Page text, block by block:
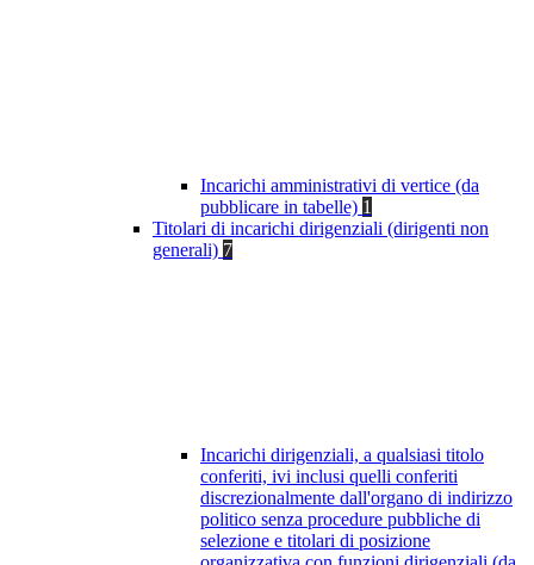
Incarichi amministrativi di vertice (da
pubblicare in tabelle) 1
Titolari di incarichi dirigenziali (dirigenti non
generali) 7
Incarichi dirigenziali, a qualsiasi titolo
conferiti, ivi inclusi quelli conferiti
discrezionalmente dall'organo di indirizzo
politico senza procedure pubbliche di
selezione e titolari di posizione